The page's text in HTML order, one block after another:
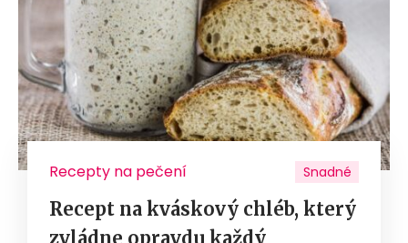
Recepty na pečení Snadné
Recept na kváskový chléb, který
zvládne opravdu každý